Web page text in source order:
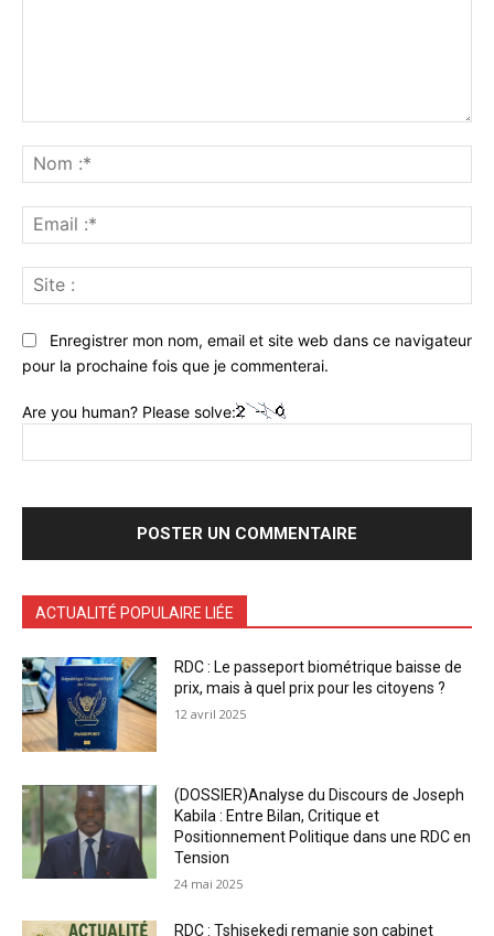
:*
:*
:
Enregistrer mon nom, email et site web dans ce navigateur
pour la prochaine fois que je commenterai.
Are you human? Please solve:
ACTUALITÉ POPULAIRE LIÉE
RDC : Le passeport biométrique baisse de
prix, mais à quel prix pour les citoyens ?
12 avril 2025
(DOSSIER)Analyse du Discours de Joseph
Kabila : Entre Bilan, Critique et
Positionnement Politique dans une RDC en
Tension
24 mai 2025
RDC : Tshisekedi remanie son cabinet